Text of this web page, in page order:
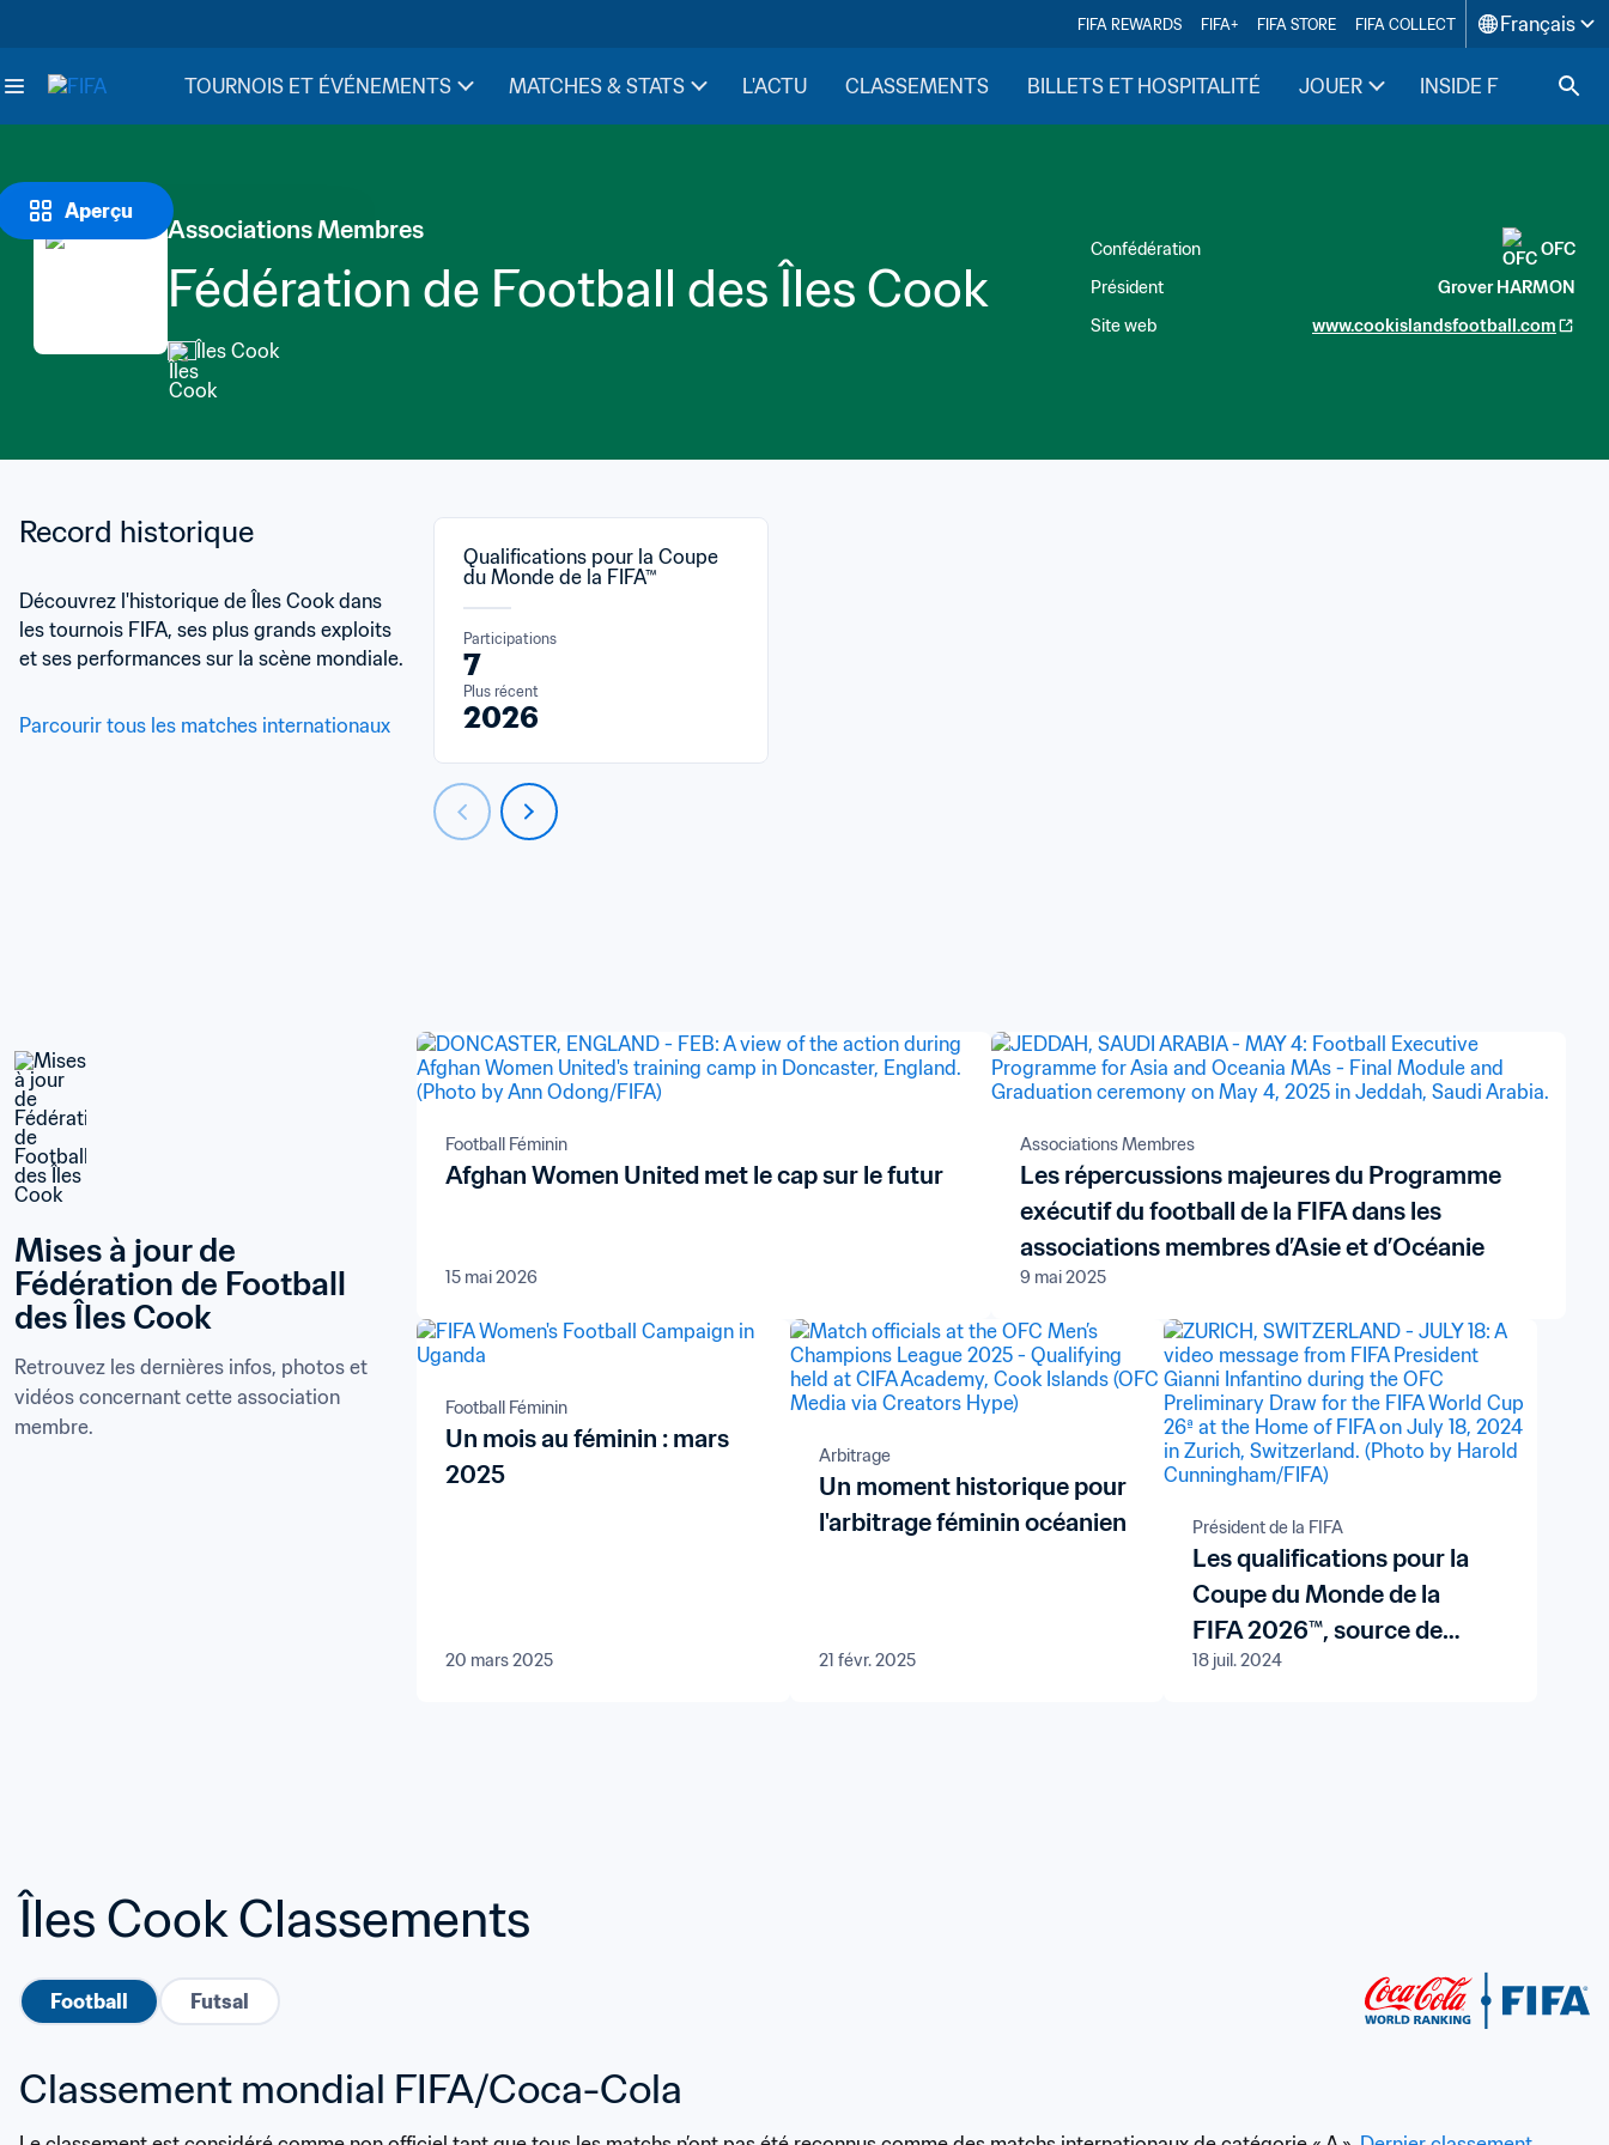
FIFA REWARDS FIFA+ FIFA STORE FIFA COLLECT Français
TOURNOIS ET ÉVÉNEMENTS MATCHES & STATS L'ACTU CLASSEMENTS BILLETS ET HOSPITALITÉ JOUER INSIDE FIFA
Aperçu
Associations Membres
Fédération de Football des Îles Cook
Îles Cook
Confédération
OFC
Président
Grover HARMON
Site web
www.cookislandsfootball.com
Record historique
Découvrez l'historique de Îles Cook dans
les tournois FIFA, ses plus grands exploits
et ses performances sur la scène mondiale.
Parcourir tous les matches internationaux
Qualifications pour la Coupe
du Monde de la FIFA™
Participations
7
Plus récent
2026
Mises à jour de
Fédération de Football
des Îles Cook
Retrouvez les dernières infos, photos et
vidéos concernant cette association
membre.
Football Féminin
Afghan Women United met le cap sur le futur
15 mai 2026
Associations Membres
Les répercussions majeures du Programme
exécutif du football de la FIFA dans les
associations membres d’Asie et d’Océanie
9 mai 2025
Football Féminin
Un mois au féminin : mars
2025
20 mars 2025
Arbitrage
Un moment historique pour
l'arbitrage féminin océanien
21 févr. 2025
Président de la FIFA
Les qualifications pour la
Coupe du Monde de la
FIFA 2026™, source de
motivation pour l’Océanie
18 juil. 2024
Îles Cook Classements
Football Futsal
Classement mondial FIFA/Coca-Cola